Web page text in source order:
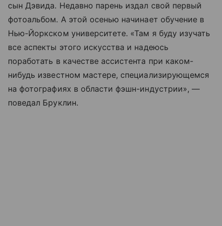
сын Дэвида. Недавно парень издал свой первый
фотоальбом. А этой осенью начинает обучение в
Нью-Йоркском университете. «Там я буду изучать
все аспекты этого искусства и надеюсь
поработать в качестве ассистента при каком-
нибудь известном мастере, специализирующемся
на фотографиях в области фэшн-индустрии», —
поведал Бруклин.